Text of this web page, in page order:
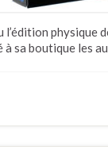
physique
sa boutique les